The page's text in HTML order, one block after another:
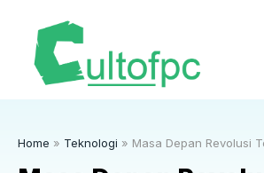
Home » Teknologi » Masa Depan Revolusi